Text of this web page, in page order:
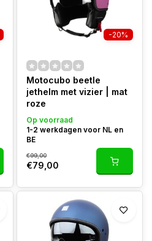
-20%
Motocubo beetle
jethelm met vizier | mat
roze
Op voorraad
1-2 werkdagen voor NL en
BE
€99,00
€79,00